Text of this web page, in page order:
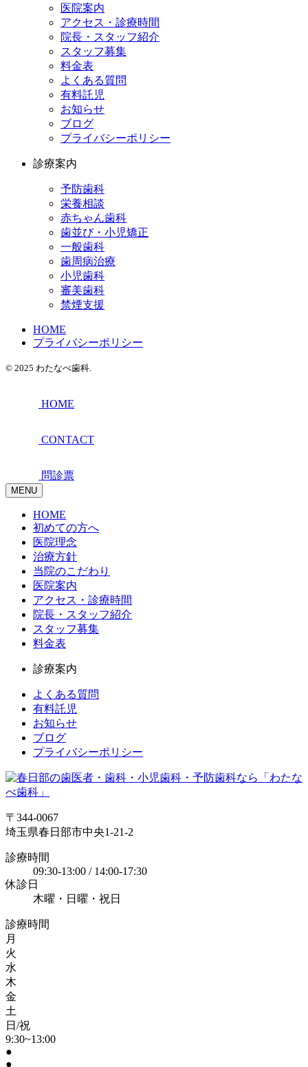
医院案内
アクセス・診療時間
院長・スタッフ紹介
スタッフ募集
料金表
よくある質問
有料託児
お知らせ
ブログ
プライバシーポリシー
診療案内
予防歯科
栄養相談
赤ちゃん歯科
歯並び・小児矯正
一般歯科
歯周病治療
小児歯科
審美歯科
禁煙支援
HOME
プライバシーポリシー
© 2025 わたなべ歯科.
HOME
CONTACT
問診票
MENU
HOME
初めての方へ
医院理念
治療方針
当院のこだわり
医院案内
アクセス・診療時間
院長・スタッフ紹介
スタッフ募集
料金表
診療案内
よくある質問
有料託児
お知らせ
ブログ
プライバシーポリシー
〒344-0067
埼玉県春日部市中央1-21-2
診療時間
09:30-13:00 / 14:00-17:30
休診日
木曜・日曜・祝日
診療時間
月
火
水
木
金
土
日/祝
9:30~13:00
●
●